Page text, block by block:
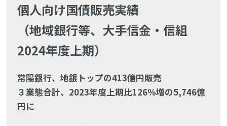
個人向け国債販売実績
（地域銀行等、大手信金・信組
2024年度上期）
常陽銀行、地銀トップの413億円販売
３業態合計、2023年度上期比126％増の5,746億
円に